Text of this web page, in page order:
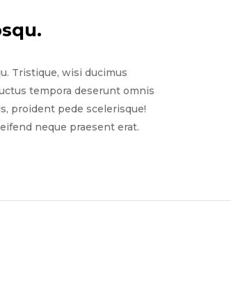
Tristique, wisi ducimus
tempora deserunt omnis
proident pede scelerisque!
neque praesent erat.